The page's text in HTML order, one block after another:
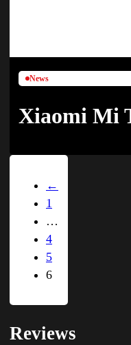
News
Xiaomi Mi
←
1
…
4
5
6
Reviews